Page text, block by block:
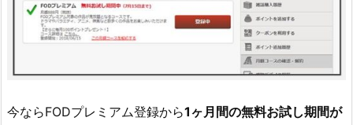
今ならFODプレミアム登録から1ヶ月間の無料お試し期間が